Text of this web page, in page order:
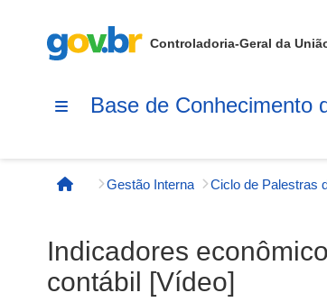
Controladoria-Geral da
Base de Conhecimento
Página inicial
Gestão Interna Ciclo de Palestras
Indicadores
contábil [Vídeo]